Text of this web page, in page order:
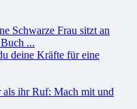
deine Kräfte für eine